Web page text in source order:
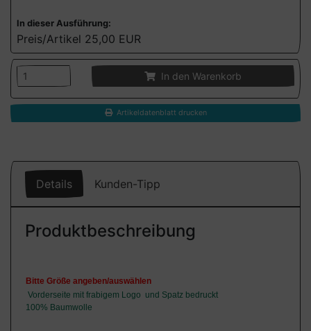
In dieser Ausführung:
Preis/Artikel 25,00 EUR
In den Warenkorb
Artikeldatenblatt drucken
Details Kunden-Tipp
Produktbeschreibung
Bitte Größe angeben/auswählen
Vorderseite mit frabigem Logo und Spatz bedruckt
100% Baumwolle